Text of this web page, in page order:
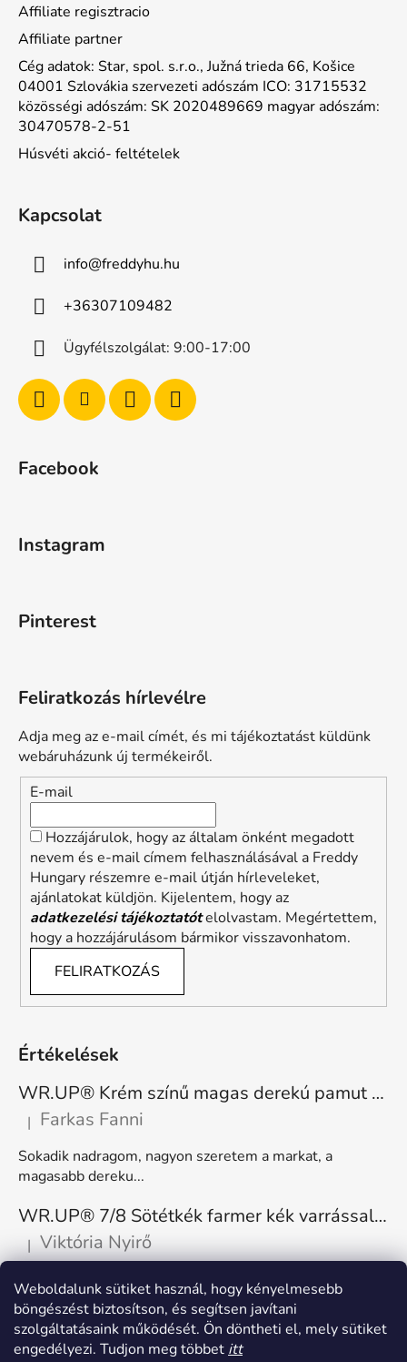
Weboldalunk sütiket használ, hogy kényelmesebb
böngészést biztosítson, és segítsen javítani
szolgáltatásaink működését. Ön döntheti el, mely sütiket
engedélyezi. Tudjon meg többet itt
Affiliate regisztracio
Affiliate partner
Cég adatok: Star, spol. s.r.o., Južná trieda 66, Košice
04001 Szlovákia szervezeti adószám ICO: 31715532
közösségi adószám: SK 2020489669 magyar adószám:
30470578-2-51
Húsvéti akció- feltételek
Kapcsolat
info@freddyhu.hu
+36307109482
Ügyfélszolgálat: 9:00-17:00
Facebook
Instagram
Pinterest
Feliratkozás hírlevélre
Adja meg az e-mail címét, és mi tájékoztatást küldünk
webáruházunk új termékeiről.
E-mail
Hozzájárulok, hogy az általam önként megadott
nevem és e-mail címem felhasználásával a Freddy
Hungary részemre e-mail útján hírleveleket,
ajánlatokat küldjön. Kijelentem, hogy az
adatkezelési tájékoztatótelolvastam. Megértettem,
hogy a hozzájárulásom bármikor visszavonhatom.
FELIRATKOZÁS
Értékelések
WR.UP® Krém színű magas derekú pamut nadrág RE(MOVE) WRUP1HC001ORG, Z40
A termék értékelése 5-ből 5 csillag.
| Farkas Fanni
Sokadik nadragom, nagyon szeretem a markat, a
magasabb dereku...
WR.UP® 7/8 Sötétkék farmer kék varrással, superskinny RE(MOVE) WRUP4RC002ORG, J0B
A termék értékelése 5-ből 5 csillag.
| Viktória Nyirő
Nagyon kényelmes, rugalmas. Méretnek megfelelő.